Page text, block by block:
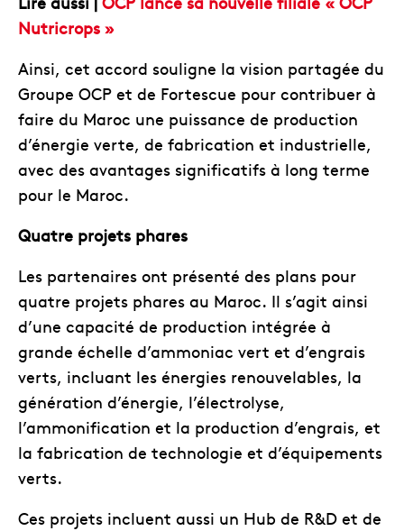
Nutricrops »
Ainsi, cet accord souligne la vision partagée du
Groupe OCP et de Fortescue pour contribuer à
faire du Maroc une puissance de production
d’énergie verte, de fabrication et industrielle,
avec des avantages significatifs à long terme
pour le Maroc.
Quatre projets phares
Les partenaires ont présenté des plans pour
quatre projets phares au Maroc. Il s’agit ainsi
d’une capacité de production intégrée à
grande échelle d’ammoniac vert et d’engrais
verts, incluant les énergies renouvelables, la
génération d’énergie, l’électrolyse,
l’ammonification et la production d’engrais, et
la fabrication de technologie et d’équipements
verts.
Ces projets incluent aussi un Hub de R&D et de